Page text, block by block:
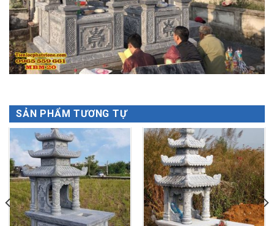
SẢN PHẨM TƯƠNG TỰ